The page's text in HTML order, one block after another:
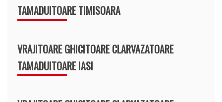
TAMADUITOARE TIMISOARA
VRAJITOARE GHICITOARE CLARVAZATOARE
TAMADUITOARE IASI